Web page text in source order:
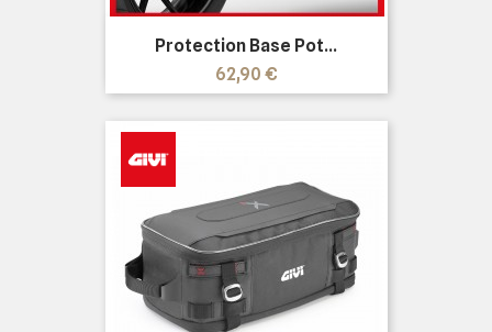
Protection Base Pot...
Prix
62,90 €